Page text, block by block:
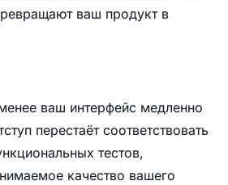
ваш продукт в
ваш интерфейс медленно
перестаёт соответствовать
тестов,
качество вашего